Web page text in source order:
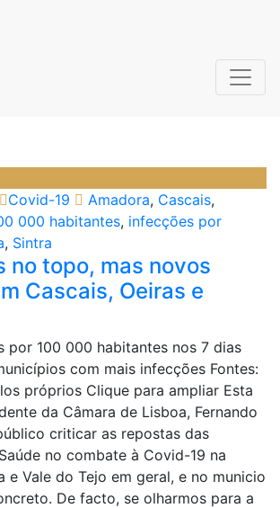
Covid-19 Amadora, Cascais,
000 habitantes, infecções por
, Sintra
no topo, mas novos
Cascais, Oeiras e
por 100 000 habitantes nos 7 dias
com mais infecções Fontes:
próprios Clique para ampliar Esta
da Câmara de Lisboa, Fernando
criticar as repostas das
no combate à Covid-19 na
e Vale do Tejo em geral, e no municio
De facto, se olharmos para a